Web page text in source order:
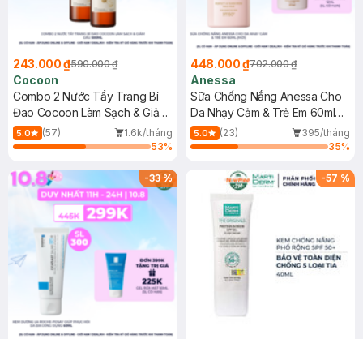
243.000 ₫590.000 ₫
Cocoon
Combo 2 Nước Tẩy Trang Bí
Đao Cocoon Làm Sạch & Giảm
Dầu 500ml
5.0 (57)
1.6k/tháng
53%
448.000 ₫702.000 ₫
Anessa
Sữa Chống Nắng Anessa Cho
Da Nhạy Cảm & Trẻ Em 60ml
(Mới)
5.0 (23)
395/tháng
35%
-33% -57 %